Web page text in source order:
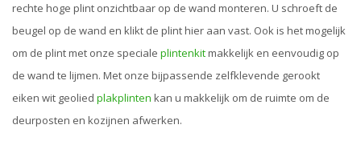
rechte hoge plint onzichtbaar op de wand monteren. U schroeft de
beugel op de wand en klikt de plint hier aan vast. Ook is het mogelijk
om de plint met onze speciale plintenkitmakkelijk en eenvoudig op
de wand te lijmen. Met onze bijpassende zelfklevende gerookt
eiken wit geolied plakplinten kan u makkelijk om de ruimte om de
deurposten en kozijnen afwerken.